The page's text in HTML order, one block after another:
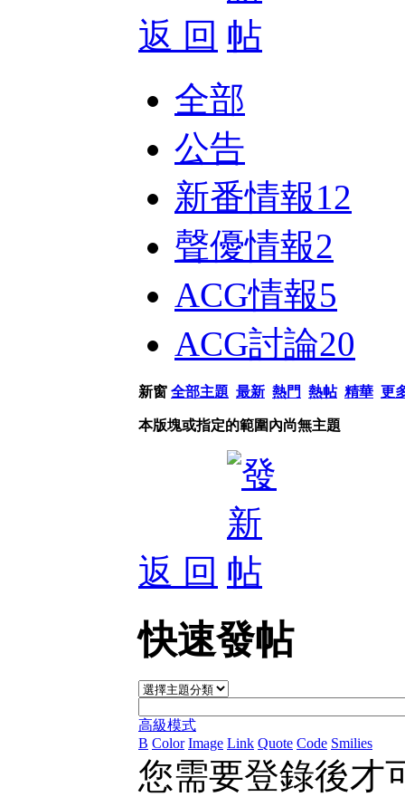
返 回
全部
公告
新番情報12
聲優情報2
ACG情報5
ACG討論20
新窗 全部主題 最新 熱門 熱帖 精華 更
本版塊或指定的範圍內尚無主題
返 回
快速發帖
高級模式
B Color Image Link Quote Code Smilies
您需要登錄後才